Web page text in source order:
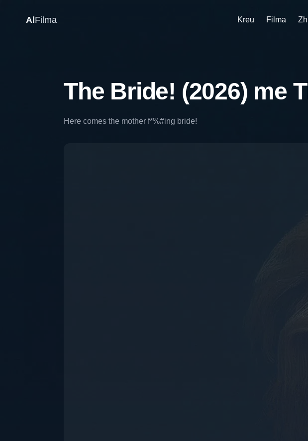
Al Filma Kreu Filma
The Bride! (2026) me
Here comes the mother f*%#ing bride!